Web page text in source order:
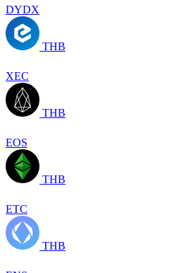
DYDX
THB
XEC
THB
EOS
THB
ETC
THB